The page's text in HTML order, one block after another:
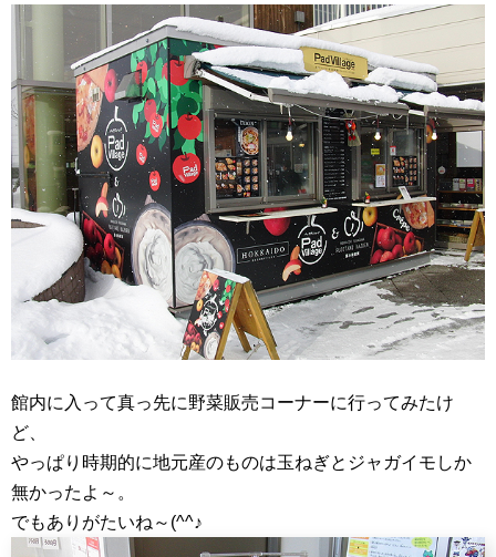
館内に入って真っ先に野菜販売コーナーに行ってみたけ
ど、
やっぱり時期的に地元産のものは玉ねぎとジャガイモしか
無かったよ～。
でもありがたいね～(^^♪